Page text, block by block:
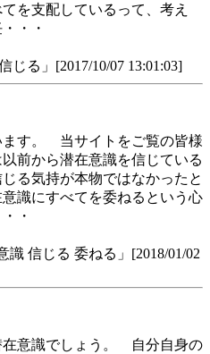
を支配しているって、考え
・・
じる」[2017/10/07 13:01:03]
ます。 当サイトをご覧の皆様
前から潜在意識を信じている
る気持が本物ではなかったと
識にすべてを委ねるという心
・
識 信じる 委ねる」[2018/01/02
在意識でしょう。 自分自身の